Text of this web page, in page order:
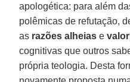
apologética: para além
polêmicas de refutação,
as razões alheias e
cognitivas que outros
própria teologia. Desta